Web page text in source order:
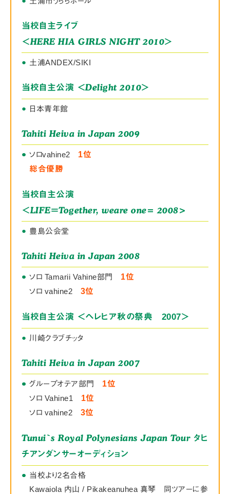
当校自主ライブ
＜HERE HIA GIRLS NIGHT 2010＞
● 土浦ANDEX/SIKI
当校自主公演 ＜Delight 2010＞
● 日本青年館
Tahiti Heiva in Japan 2009
● ソロvahine2 1位
●
総合優勝
当校自主公演
＜LIFE＝Together, weare one= 2008>
● 豊島公会堂
Tahiti Heiva in Japan 2008
● ソロ Tamarii Vahine部門 1位
●
ソロ vahine2 3位
当校自主公演 ＜ヘレヒア秋の祭典 2007＞
● 川崎クラブチッタ
Tahiti Heiva in Japan 2007
● グループオテア部門 1位
●
ソロ Vahine1 1位
●
ソロ vahine2 3位
Tunui`s Royal Polynesians Japan Tour タヒ
チアンダンサーオーディション
● 当校より2名合格
●
Kawaiola 内山 / Pikakeanuhea 真琴 同ツアーに参